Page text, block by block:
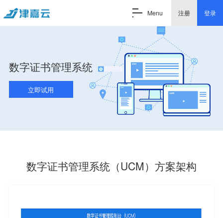
Menu 注册 登录
数字证书管理系统
立即试用
数字证书管理系统（UCM）方案架构